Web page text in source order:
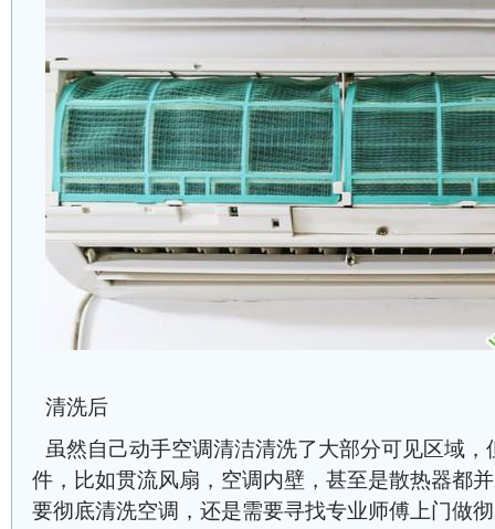
清洗后
虽然自己动手空调清洁清洗了大部分可见区域
件，比如贯流风扇，空调内壁，甚至是散热器都
要彻底清洗空调，还是需要寻找专业师傅上门做